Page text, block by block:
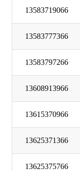
13583719066
13583777366
13583797266
13608913966
13615370966
13625371366
13625375766